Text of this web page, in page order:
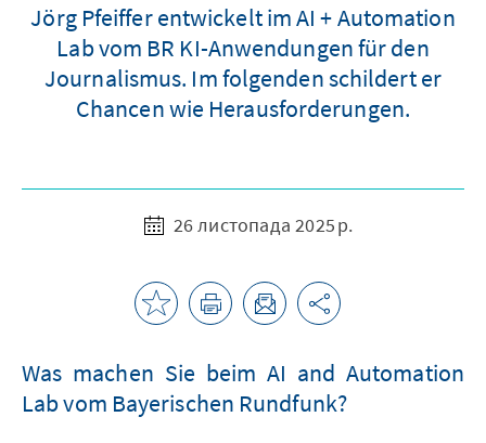
Jörg Pfeiffer entwickelt im AI + Automation
Lab vom BR KI-Anwendungen für den
Journalismus. Im folgenden schildert er
Chancen wie Herausforderungen.
26 листопада 2025 р.
Was machen Sie beim AI and Automation
Lab vom Bayerischen Rundfunk?